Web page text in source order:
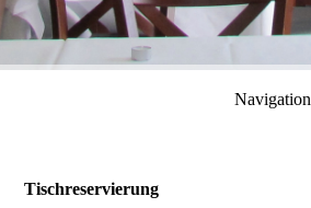
Navigation
Tischreservierung